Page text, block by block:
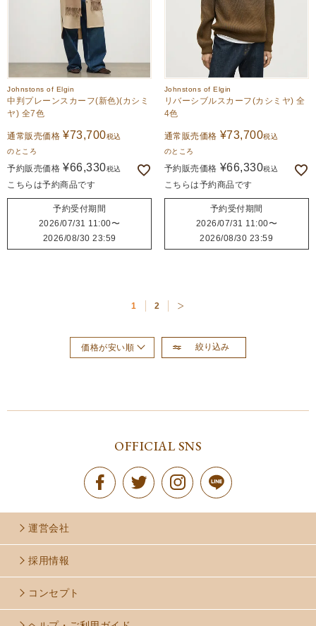
Johnstons of Elgin
中判プレーンスカーフ(新色)(カシミ
ヤ) 全7色
通常販売価格 ¥73,700税込
のところ
予約販売価格 ¥66,330税込
こちらは予約商品です
予約受付期間
2026/07/31 11:00〜
2026/08/30 23:59
Johnstons of Elgin
リバーシブルスカーフ(カシミヤ) 全
4色
通常販売価格 ¥73,700税込
のところ
予約販売価格 ¥66,330税込
こちらは予約商品です
予約受付期間
2026/07/31 11:00〜
2026/08/30 23:59
絞り込み
価格が安い順
1 2
OFFICIAL SNS
運営会社
採用情報
コンセプト